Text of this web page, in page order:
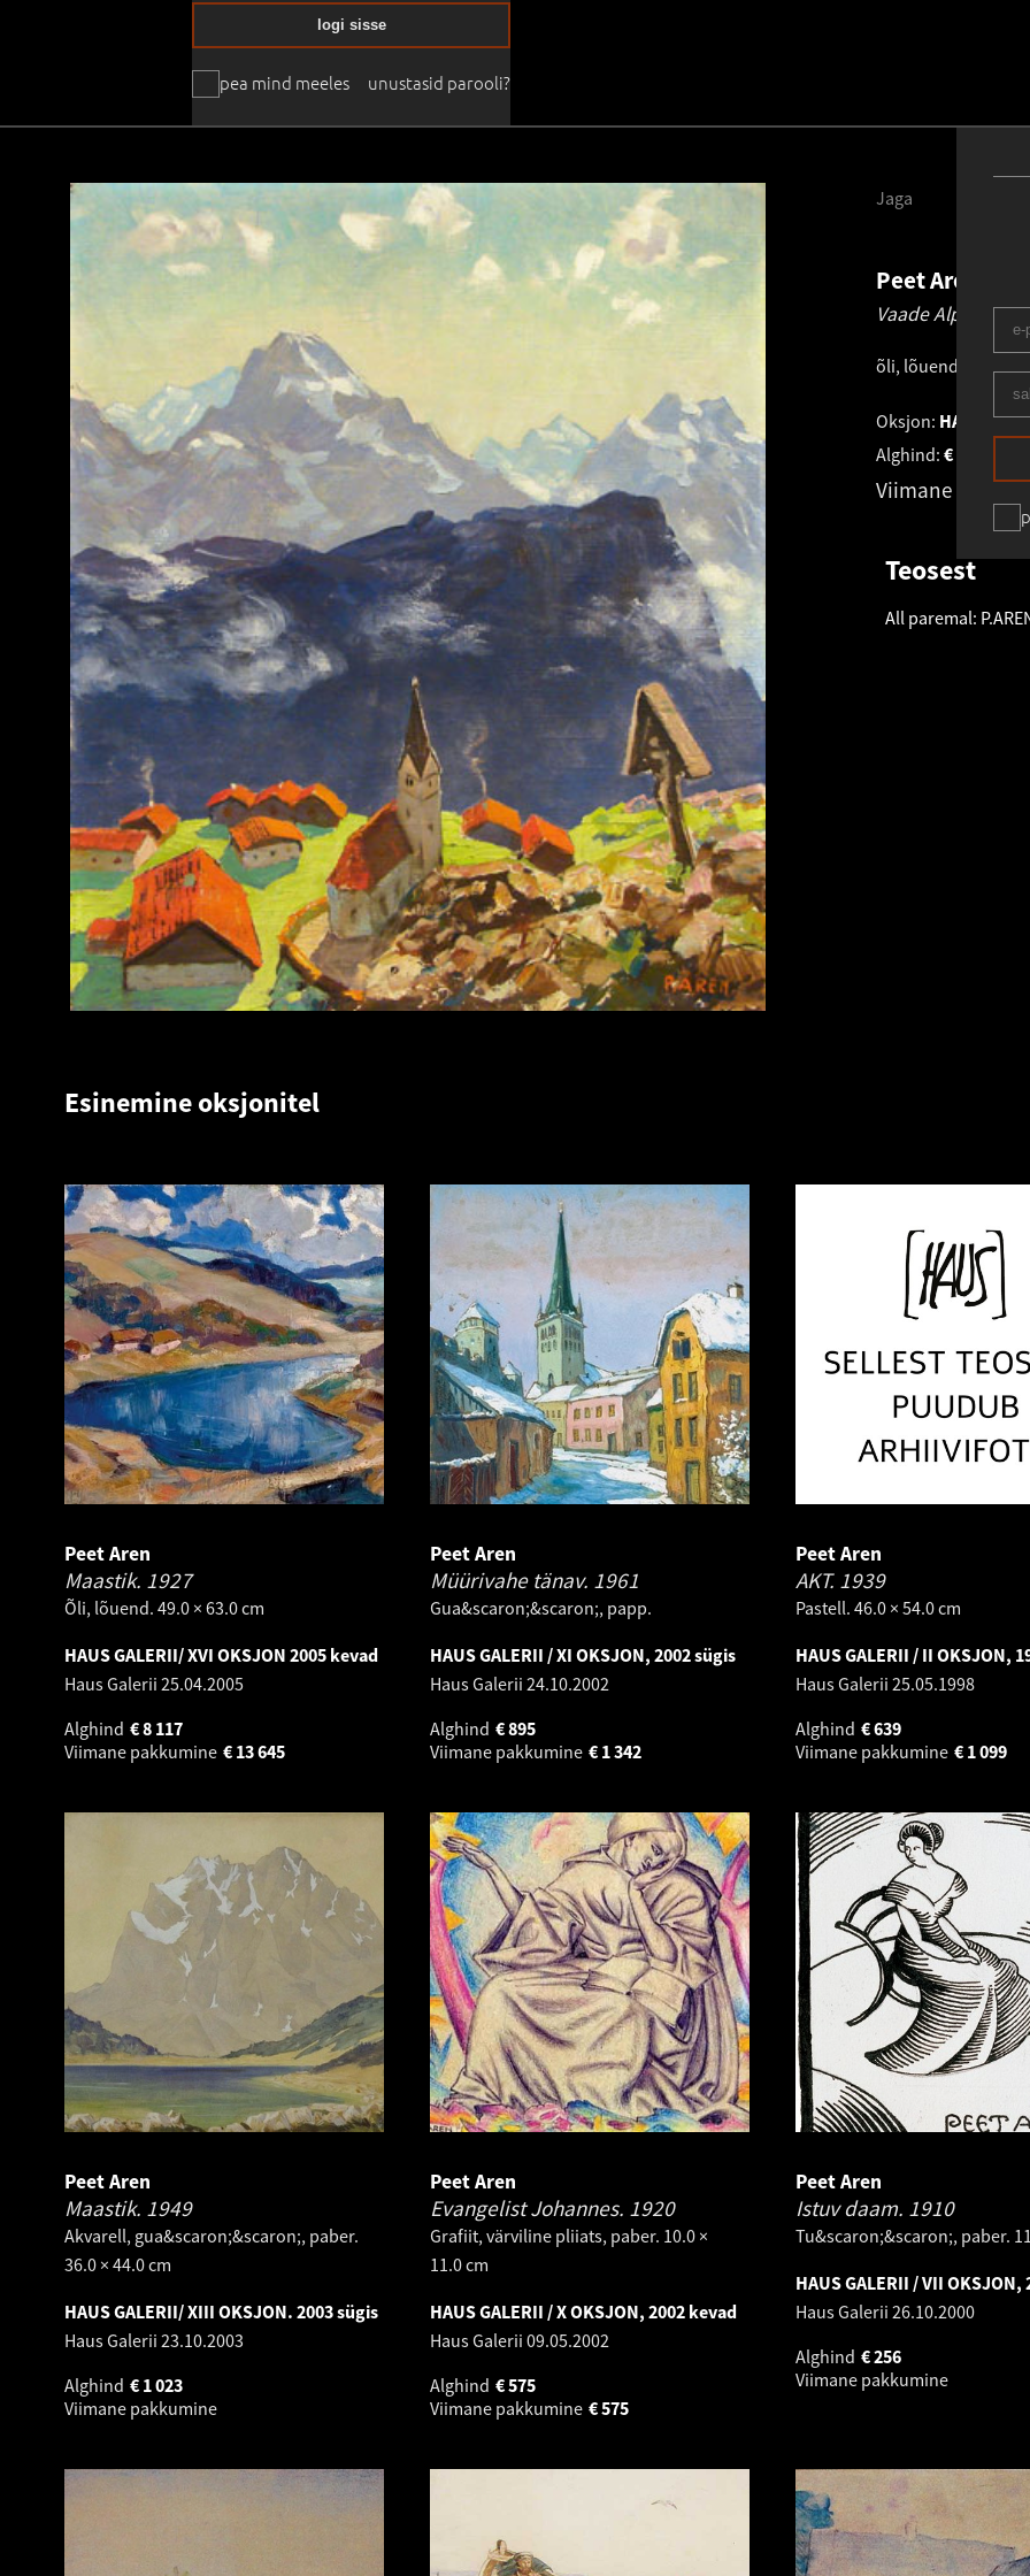
pea mind meeles
logi sisse
unustasid parooli?
Peet Aren
Vaade Alpidest.
õli, lõuend papil.
Oksjon: HAUS
Alghind: €
Viimane
Teosest
All paremal:
Jaga
Esinemine oksjonitel
Peet Aren
Maastik. 1927
Õli, lõuend. 49.0 × 63.0 cm
HAUS GALERII/ XVI OKSJON 2005 kevad
Haus Galerii 25.04.2005
Alghind
8 117
€
Viimane pakkumine
13 645
€
Peet Aren
Müürivahe tänav. 1961
Gua&scaron;&scaron;, papp.
HAUS GALERII / XI OKSJON, 2002 sügis
Haus Galerii 24.10.2002
Alghind
895
€
Viimane pakkumine
1 342
€
Peet Aren
AKT. 1939
Pastell. 46.0 × 54.0 cm
HAUS GALERII / II OKSJON,
Haus Galerii 25.05.1998
Alghind
639
€
Viimane pakkumine
1 099
€
Peet Aren
Maastik. 1949
Akvarell, gua&scaron;&scaron;, paber.
36.0 × 44.0 cm
HAUS GALERII/ XIII OKSJON. 2003 sügis
Haus Galerii 23.10.2003
Alghind
1 023
€
Viimane pakkumine
Peet Aren
Evangelist Johannes. 1920
Grafiit, värviline pliiats, paber. 10.0 ×
11.0 cm
HAUS GALERII / X OKSJON, 2002 kevad
Haus Galerii 09.05.2002
Alghind
575
€
Viimane pakkumine
575
€
Peet Aren
Istuv daam. 1910
Tu&scaron;&scaron;, paber.
HAUS GALERII / VII OKSJON,
Haus Galerii 26.10.2000
Alghind
256
€
Viimane pakkumine